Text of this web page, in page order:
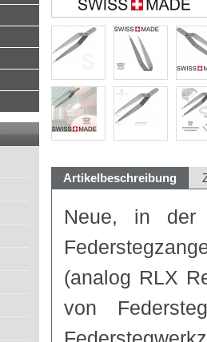
Artikelbeschreibung
Neue, in der
(analog RLX
von